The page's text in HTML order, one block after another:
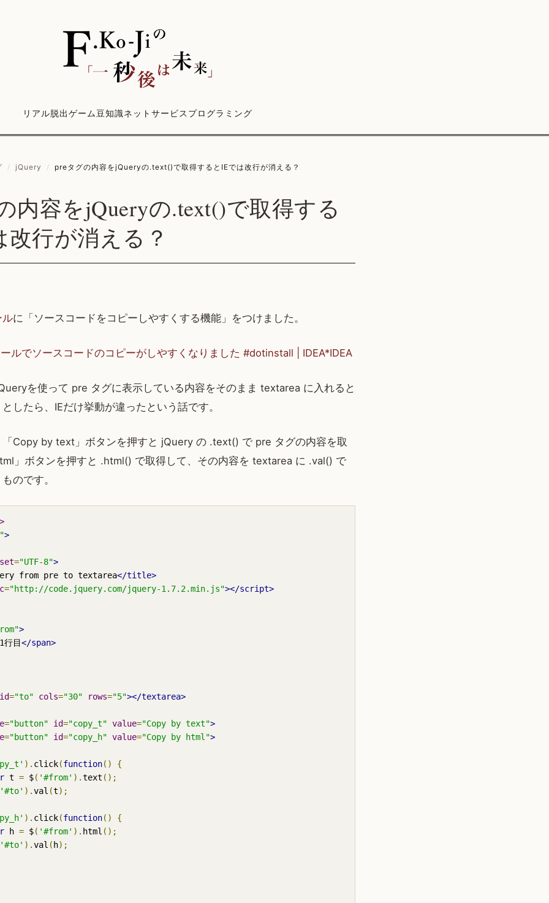
リアル脱出ゲーム豆知識ネットサービス プログラミング
/ jQuery / preタグの内容をjQueryの.text()で取得するとIEでは改行が消える？
内容をjQueryの.text()で取得する
改行が消える？
ルに「ソースコードをコピーしやすくする機能」をつけました。
ールでソースコードのコピーがしやすくなりました #dotinstall | IDEA*IDEA
を使って pre タグに表示している内容をそのまま textarea に入れると
したら、IEだけ挙動が違ったという話です。
「Copy by text」ボタンを押すと jQuery の .text() で pre タグの内容を取
」ボタンを押すと .html() で取得して、その内容を textarea に .val() で
のです。
>
="UTF-8">
from pre to textarea</title>
="http://code.jquery.com/jquery-1.7.2.min.js"></script>
>
1行目</span>
id="to" cols="30" rows="5"></textarea>
="button" id="copy_t" value="Copy by text">
="button" id="copy_h" value="Copy by html">
). click(function()
{
t = $( '#from' ).text ();
'#to' ).val (t);
). click(function()
{
h = $( '#from' ). html ();
'#to' ).val ( h);